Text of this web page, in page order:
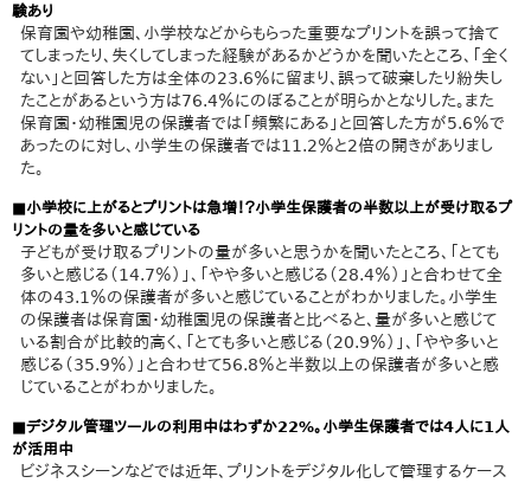
験あり
保育園や幼稚園、小学校などからもらった重要なプリントを誤って捨て
てしまったり、失くしてしまった経験があるかどうかを聞いたところ、「全く
ない」と回答した方は全体の23.6％に留まり、誤って破棄したり紛失し
たことがあるという方は76.4％にのぼることが明らかとなりした。また
保育園・幼稚園児の保護者では「頻繁にある」と回答した方が5.6％で
あったのに対し、小学生の保護者では11.2％と2倍の開きがありまし
た。
■小学校に上がるとプリントは急増！？小学生保護者の半数以上が受け取るプ
リントの量を多いと感じている
子どもが受け取るプリントの量が多いと思うかを聞いたところ、「とても
多いと感じる（14.7％）」、「やや多いと感じる（28.4％）」と合わせて全
体の43.1％の保護者が多いと感じていることがわかりました。小学生
の保護者は保育園・幼稚園児の保護者と比べると、量が多いと感じて
いる割合が比較的高く、「とても多いと感じる（20.9％）」、「やや多いと
感じる（35.9％）」と合わせて56.8％と半数以上の保護者が多いと感
じていることがわかりました。
■デジタル管理ツールの利用中はわずか22%。小学生保護者では4人に1人
が活用中
ビジネスシーンなどでは近年、プリントをデジタル化して管理するケース